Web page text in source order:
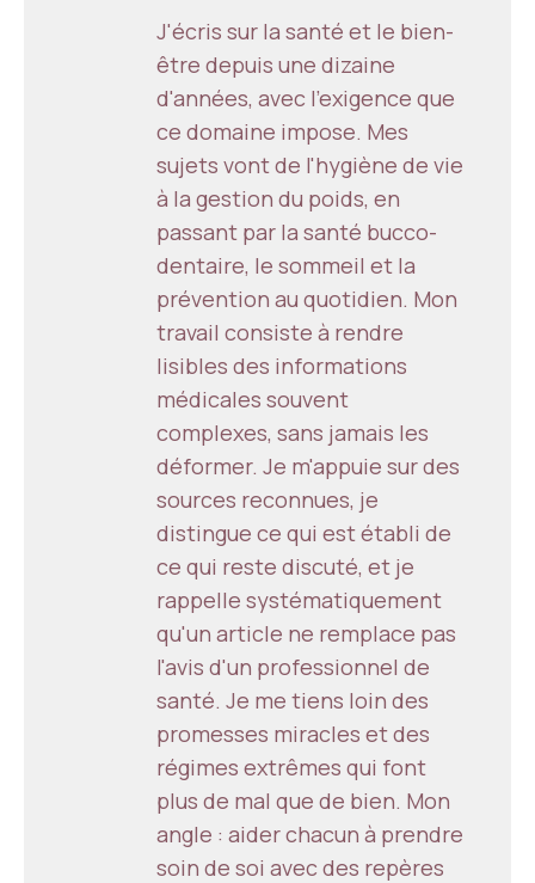
J'écris sur la santé et le bien-
être depuis une dizaine
d'années, avec l'exigence que
ce domaine impose. Mes
sujets vont de l'hygiène de vie
à la gestion du poids, en
passant par la santé bucco-
dentaire, le sommeil et la
prévention au quotidien. Mon
travail consiste à rendre
lisibles des informations
médicales souvent
complexes, sans jamais les
déformer. Je m'appuie sur des
sources reconnues, je
distingue ce qui est établi de
ce qui reste discuté, et je
rappelle systématiquement
qu'un article ne remplace pas
l'avis d'un professionnel de
santé. Je me tiens loin des
promesses miracles et des
régimes extrêmes qui font
plus de mal que de bien. Mon
angle : aider chacun à prendre
soin de soi avec des repères